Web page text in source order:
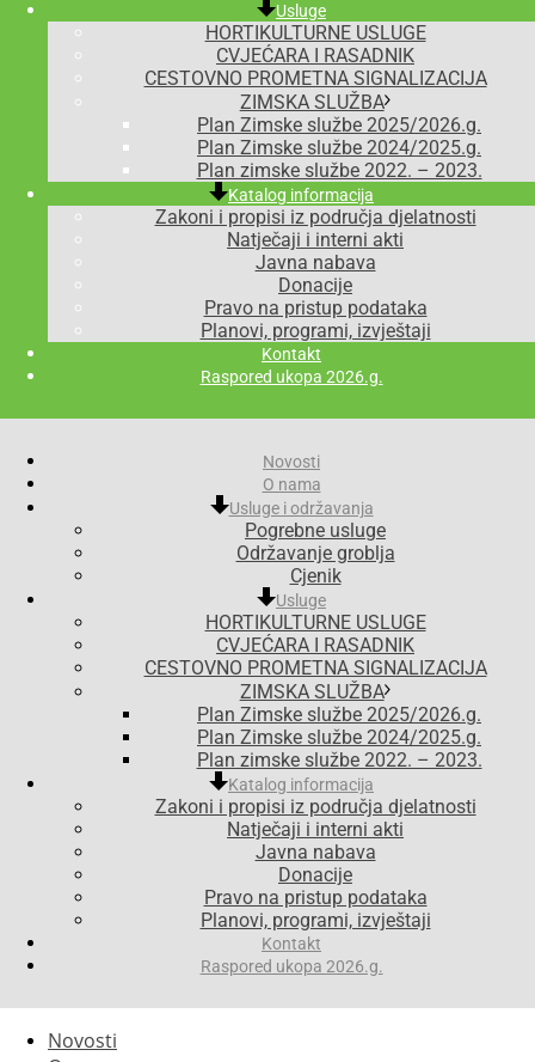
Usluge
HORTIKULTURNE USLUGE
CVJEĆARA I RASADNIK
CESTOVNO PROMETNA SIGNALIZACIJA
ZIMSKA SLUŽBA
Plan Zimske službe 2025/2026.g.
Plan Zimske službe 2024/2025.g.
Plan zimske službe 2022. – 2023.
Katalog informacija
Zakoni i propisi iz područja djelatnosti
Natječaji i interni akti
Javna nabava
Donacije
Pravo na pristup podataka
Planovi, programi, izvještaji
Kontakt
Raspored ukopa 2026.g.
Novosti
O nama
Usluge i održavanja
Pogrebne usluge
Održavanje groblja
Cjenik
Usluge
HORTIKULTURNE USLUGE
CVJEĆARA I RASADNIK
CESTOVNO PROMETNA SIGNALIZACIJA
ZIMSKA SLUŽBA
Plan Zimske službe 2025/2026.g.
Plan Zimske službe 2024/2025.g.
Plan zimske službe 2022. – 2023.
Katalog informacija
Zakoni i propisi iz područja djelatnosti
Natječaji i interni akti
Javna nabava
Donacije
Pravo na pristup podataka
Planovi, programi, izvještaji
Kontakt
Raspored ukopa 2026.g.
Novosti